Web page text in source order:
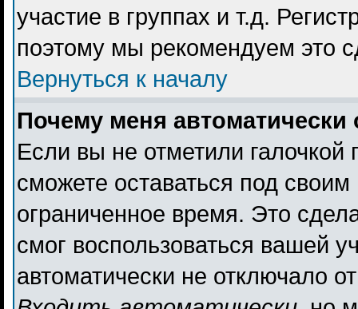
участие в группах и т.д.
поэтому мы рекомендуем это
Вернуться к началу
Почему меня автоматически
Если вы не отметили галочкой
сможете оставаться под
ограниченное время. Это
смог воспользоваться вашей
автоматически не отключало